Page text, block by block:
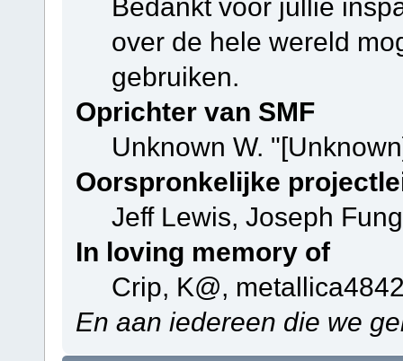
Bedankt voor jullie
over de hele wereld
gebruiken.
Oprichter van SMF
Unknown W.
Oorspronkelijke
Jeff Lewis, Joseph
In loving memory of
Crip, K@,
En aan iedereen die we